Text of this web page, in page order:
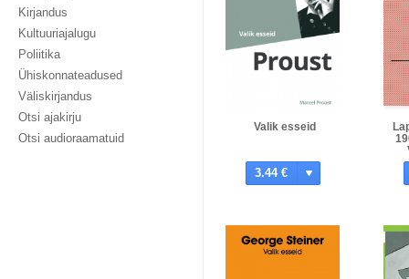
Kirjandus
Kultuuriajalugu
Poliitika
Ühiskonnateadused
Väliskirjandus
Otsi ajakirju
Otsi audioraamatuid
Valik esseid
3.44 €